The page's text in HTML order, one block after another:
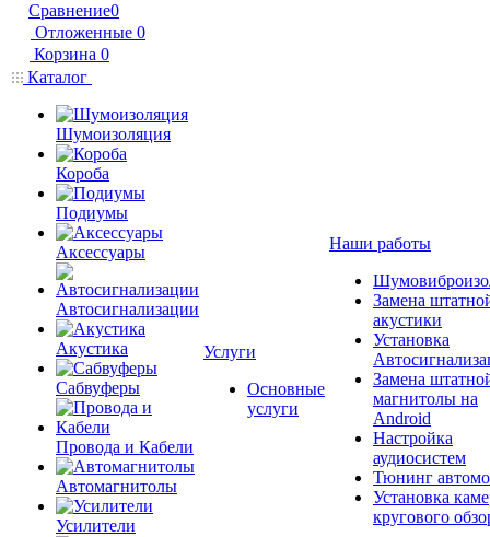
Сравнение0
Отложенные 0
Корзина 0
Каталог
Шумоизоляция
Короба
Подиумы
Аксессуары
Автосигнализации
Акустика
Сабвуферы
Провода и Кабели
Автомагнитолы
Усилители
Услуги
Основные
услуги
Наши работы
Замена
акустики
Установка
Замена
магнитолы на
Android
Настройка
аудиосистем
Тюнинг
Установка
кругового